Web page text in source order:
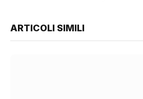
ARTICOLI SIMILI